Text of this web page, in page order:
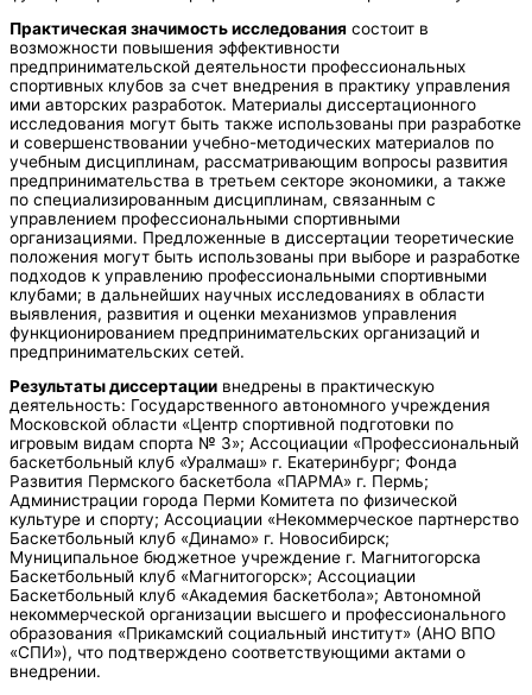
Практическая значимость исследования состоит в
возможности повышения эффективности
предпринимательской деятельности профессиональных
спортивных клубов за счет внедрения в практику управления
ими авторских разработок. Материалы диссертационного
исследования могут быть также использованы при разработке
и совершенствовании учебно-методических материалов по
учебным дисциплинам, рассматривающим вопросы развития
предпринимательства в третьем секторе экономики, а также
по специализированным дисциплинам, связанным с
управлением профессиональными спортивными
организациями. Предложенные в диссертации теоретические
положения могут быть использованы при выборе и разработке
подходов к управлению профессиональными спортивными
клубами; в дальнейших научных исследованиях в области
выявления, развития и оценки механизмов управления
функционированием предпринимательских организаций и
предпринимательских сетей.
Результаты диссертации внедрены в практическую
деятельность: Государственного автономного учреждения
Московской области «Центр спортивной подготовки по
игровым видам спорта № 3»; Ассоциации «Профессиональный
баскетбольный клуб «Уралмаш» г. Екатеринбург; Фонда
Развития Пермского баскетбола «ПАРМА» г. Пермь;
Администрации города Перми Комитета по физической
культуре и спорту; Ассоциации «Некоммерческое партнерство
Баскетбольный клуб «Динамо» г. Новосибирск;
Муниципальное бюджетное учреждение г. Магнитогорска
Баскетбольный клуб «Магнитогорск»; Ассоциации
Баскетбольный клуб «Академия баскетбола»; Автономной
некоммерческой организации высшего и профессионального
образования «Прикамский социальный институт» (АНО ВПО
«СПИ»), что подтверждено соответствующими актами о
внедрении.